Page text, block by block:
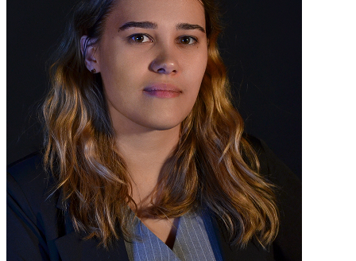
Модуль дозвона
Автообзвон по базе
Исходящий обзвон
Скоринг базы контактов
Входящие звонки
Холодные звонки
Обработка входящих заявок
Интеллектуальная телефония
Предиктивный обзвон
Маркировка звонков